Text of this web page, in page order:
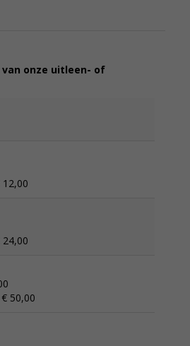
onze uitleen- of
50,00